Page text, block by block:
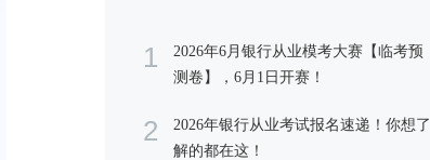
1
2026年6月银行从业模考大赛【临考预
测卷】，6月1日开赛！
2
2026年银行从业考试报名速递！你想了
解的都在这！